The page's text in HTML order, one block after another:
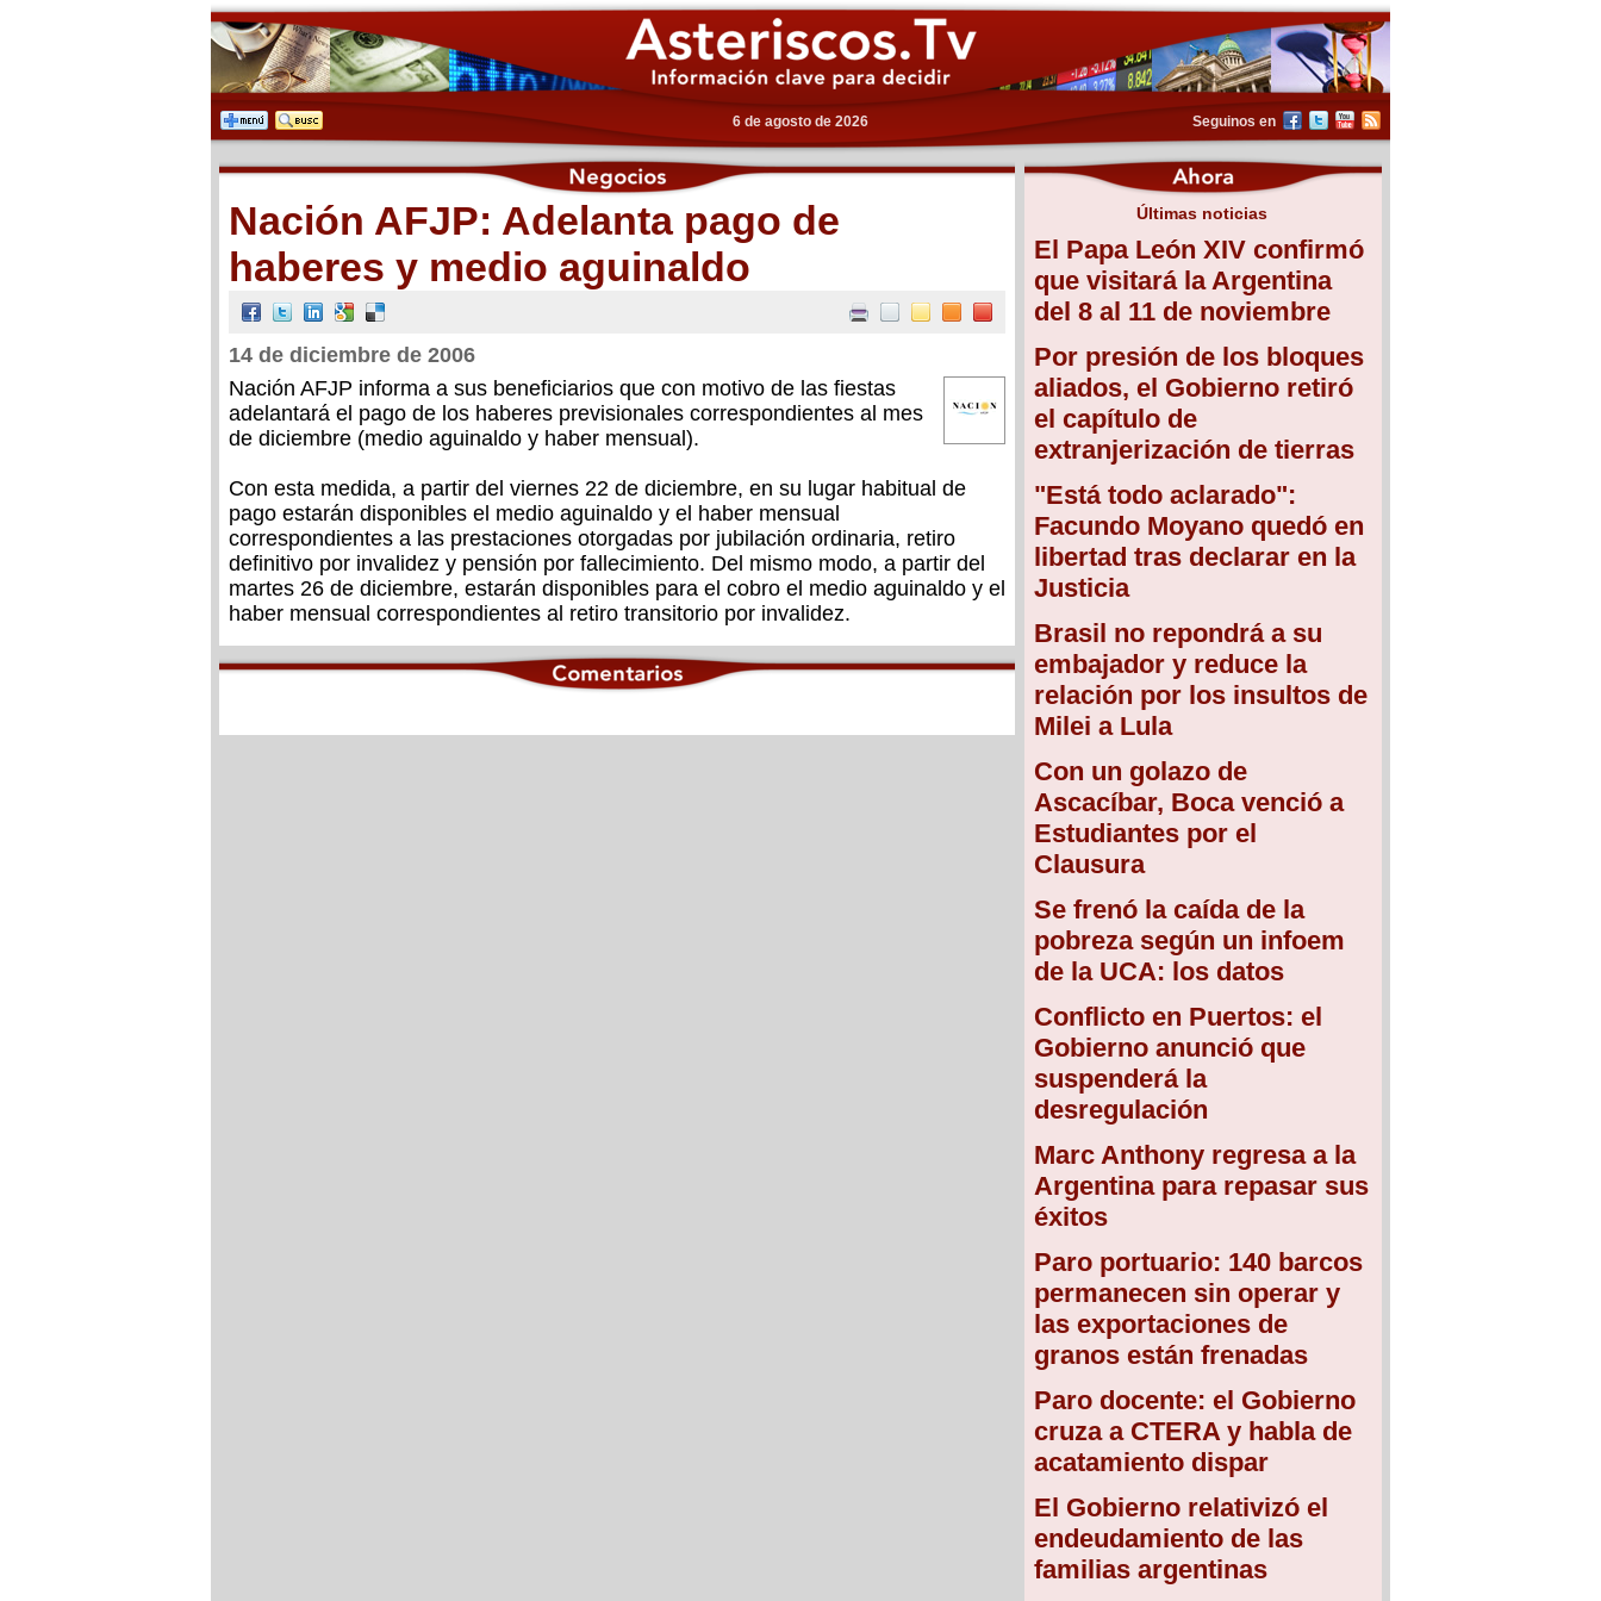
6 de agosto de 2026 Seguinos en
Últimas noticias
El Papa León XIV confirmó
que visitará la Argentina
del 8 al 11 de noviembre
Por presión de los bloques
aliados, el Gobierno retiró
el capítulo de
extranjerización de tierras
"Está todo aclarado":
Facundo Moyano quedó en
libertad tras declarar en la
Justicia
Brasil no repondrá a su
embajador y reduce la
relación por los insultos de
Milei a Lula
Con un golazo de
Ascacíbar, Boca venció a
Estudiantes por el
Clausura
Se frenó la caída de la
pobreza según un infoem
de la UCA: los datos
Conflicto en Puertos: el
Gobierno anunció que
suspenderá la
desregulación
Marc Anthony regresa a la
Argentina para repasar sus
éxitos
Paro portuario: 140 barcos
permanecen sin operar y
las exportaciones de
granos están frenadas
Paro docente: el Gobierno
cruza a CTERA y habla de
acatamiento dispar
El Gobierno relativizó el
endeudamiento de las
familias argentinas
Nación AFJP: Adelanta pago de
haberes y medio aguinaldo
14 de diciembre de 2006
Nación AFJP informa a sus beneficiarios que con motivo de las fiestas
adelantará el pago de los haberes previsionales correspondientes al mes
de diciembre (medio aguinaldo y haber mensual).
Con esta medida, a partir del viernes 22 de diciembre, en su lugar habitual de
pago estarán disponibles el medio aguinaldo y el haber mensual
correspondientes a las prestaciones otorgadas por jubilación ordinaria, retiro
definitivo por invalidez y pensión por fallecimiento. Del mismo modo, a partir del
martes 26 de diciembre, estarán disponibles para el cobro el medio aguinaldo y el
haber mensual correspondientes al retiro transitorio por invalidez.